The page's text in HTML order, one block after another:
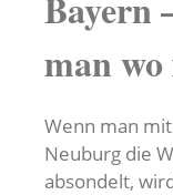
man
Wenn man
Neuburg die
absondelt,